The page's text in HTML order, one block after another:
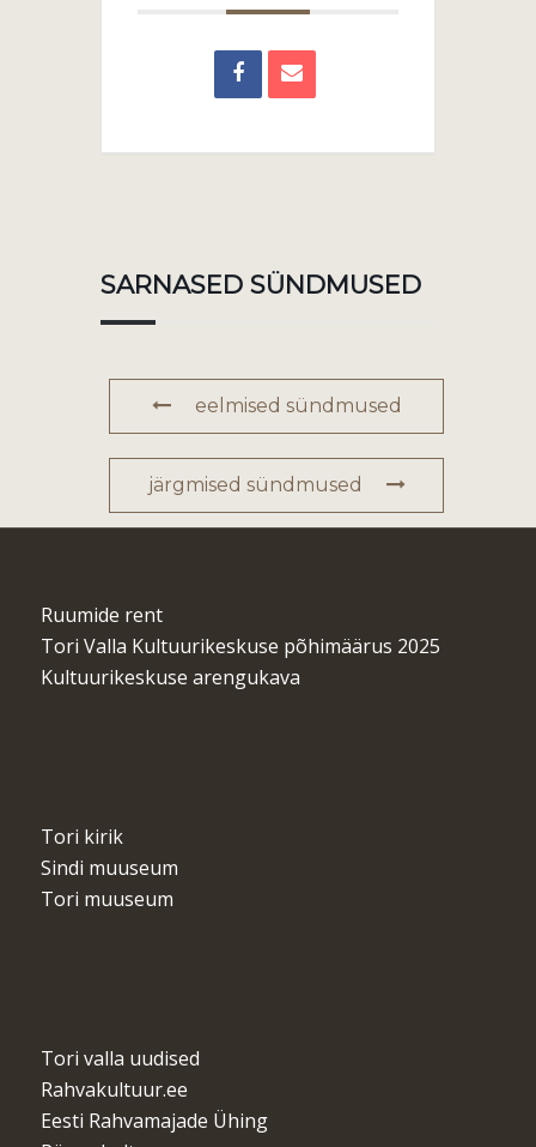
SARNASED SÜNDMUSED
eelmised sündmused
järgmised sündmused
Ruumide rent
Tori Valla Kultuurikeskuse põhimäärus 2025
Kultuurikeskuse arengukava
Tori kirik
Sindi muuseum
Tori muuseum
Tori valla uudised
Rahvakultuur.ee
Eesti Rahvamajade Ühing